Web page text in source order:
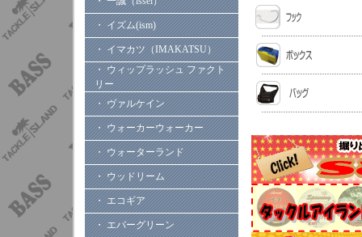
・ イズム(ism)
・ イマカツ（IMAKATSU）
・ ウィップラッシュ ファクト
リー
・ ヴァルケイン
・ ウォーカーウォーカー
・ ウォーターランド
・ ウッドリーム
・ エコギア
・ エバーグリーン